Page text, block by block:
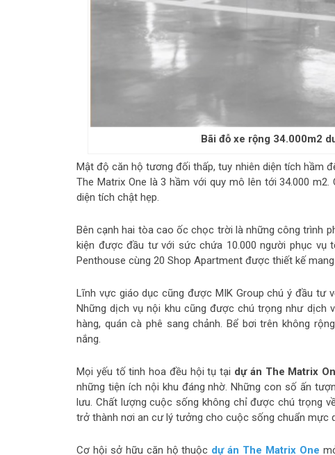
Bãi đỗ xe rộng 34.000m2
Mật độ căn hộ tương đối thấp, tuy nhiên diện tích hầm
The Matrix One là 3 hầm với quy mô lên tới 34.000
diện tích chật hẹp.
Bên cạnh hai tòa cao ốc chọc trời là những công trình
kiện được đầu tư với sức chứa 10.000 người phục vụ
Penthouse cùng 20 Shop Apartment được thiết kế
Lĩnh vực giáo dục cũng được MIK Group chú ý đầu tư
Những dịch vụ nội khu cũng được chú trọng như dịch
hàng, quán cà phê sang chảnh. Bể bơi trên không
nắng.
Mọi yếu tố tinh hoa đều hội tụ tại dự án The Matrix
những tiện ích nội khu đáng nhờ. Những con số ấn
lưu. Chất lượng cuộc sống không chỉ được chú trọng
trở thành nơi an cư lý tưởng cho cuộc sống chuẩn mực
Cơ hội sở hữu căn hộ thuộc dự án The Matrix One